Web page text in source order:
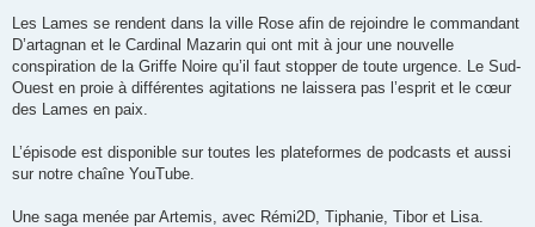
Les Lames se rendent dans la ville Rose afin de rejoindre le commandant
D’artagnan et le Cardinal Mazarin qui ont mit à jour une nouvelle
conspiration de la Griffe Noire qu’il faut stopper de toute urgence. Le Sud-
Ouest en proie à différentes agitations ne laissera pas l’esprit et le cœur
des Lames en paix.
L’épisode est disponible sur toutes les plateformes de podcasts et aussi
sur notre chaîne YouTube.
Une saga menée par Artemis, avec Rémi2D, Tiphanie, Tibor et Lisa.